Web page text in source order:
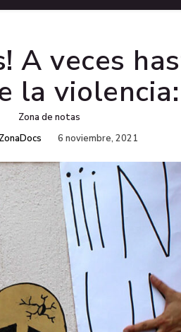
A veces
la
Zona de notas
ZonaDocs 6 noviembre, 2021